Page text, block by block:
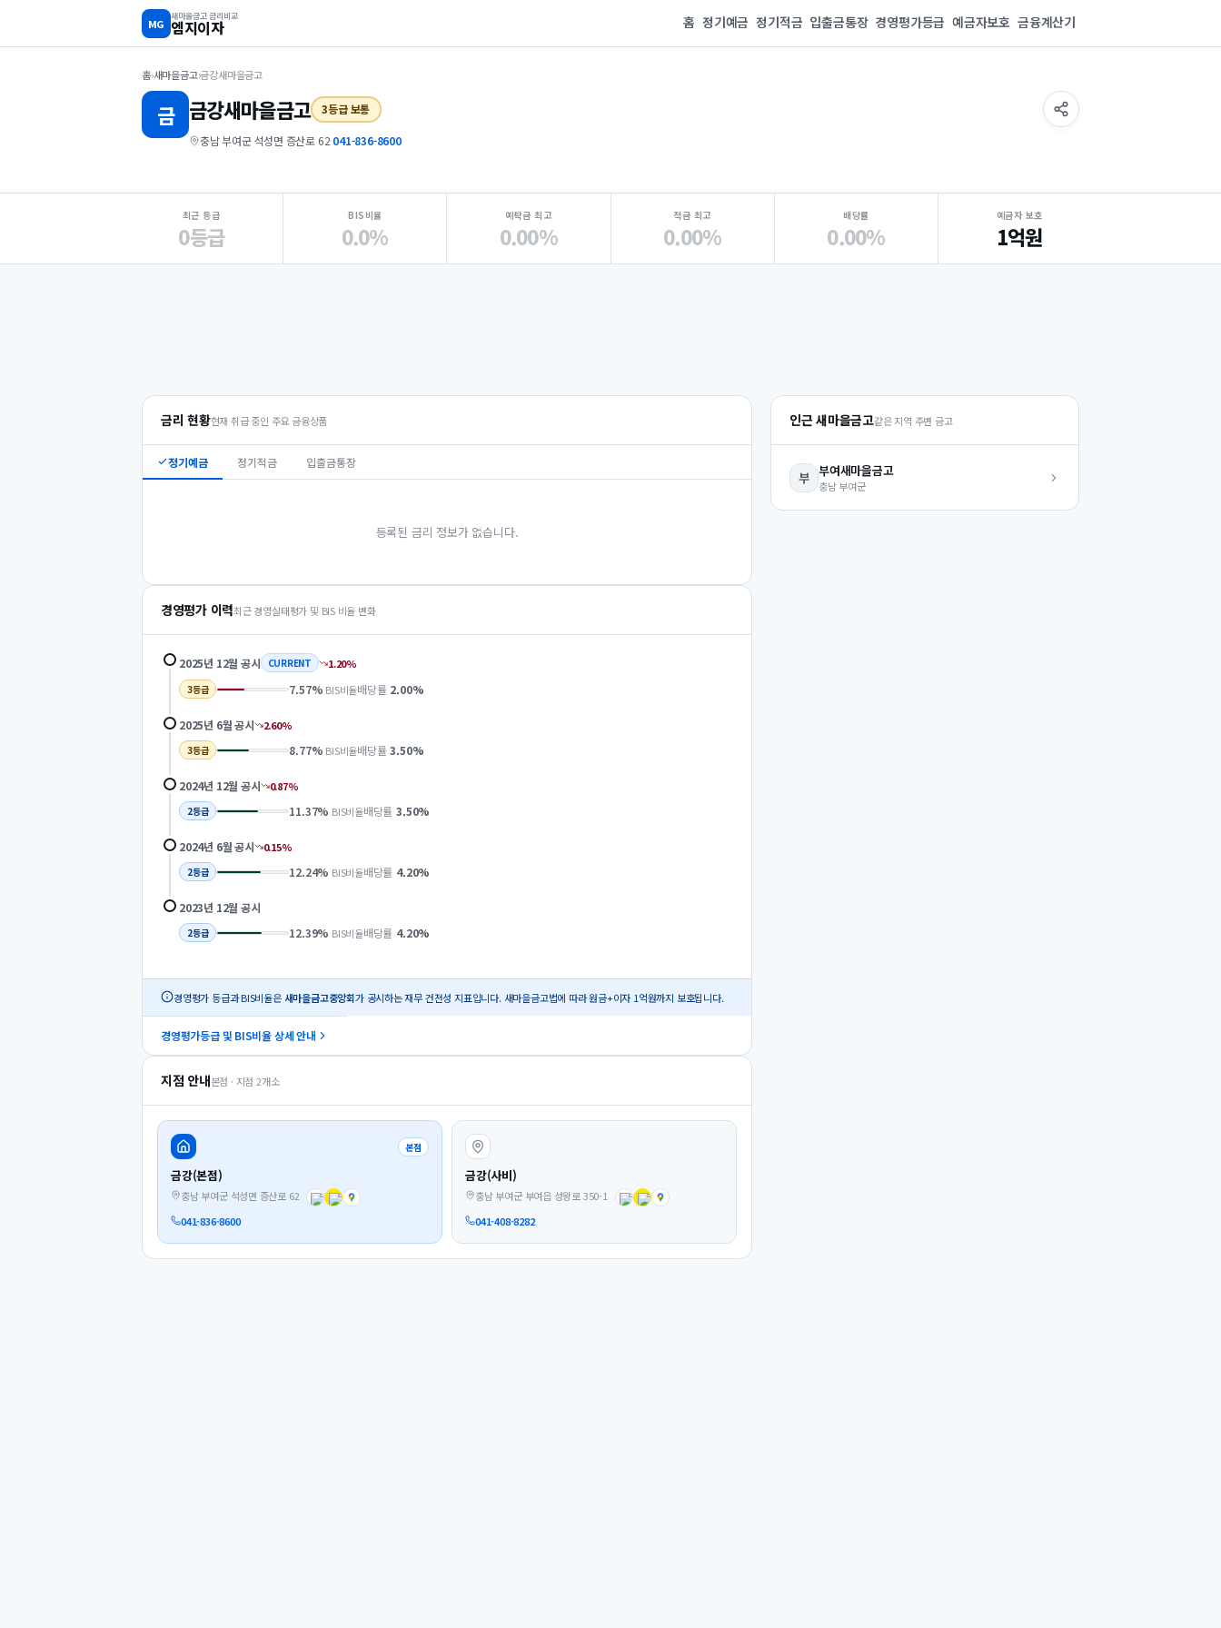
MG
새마을금고 금리비교
엠지이자 홈 정기예금 정기적금 입출금통장 경영평가등급 예금자보호 금융계산기
홈›새마을금고›금강새마을금고
금 금강새마을금고 3등급 보통
충남 부여군 석성면 증산로 62·041-836-8600
최근 등급
0등급
BIS비율
0.0%
예탁금 최고
0.00%
적금 최고
0.00%
배당률
0.00%
예금자 보호
1억원
금리 현황현재 취급 중인 주요 금융상품
정기예금 정기적금 입출금통장
등록된 금리 정보가 없습니다.
경영평가 이력최근 경영실태평가 및 BIS 비율 변화
2025년 12월 공시 CURRENT 1.20%
3등급 7.57% BIS비율배당률 2.00%
2025년 6월공시 2.60%
3등급 8.77% BIS비율배당률 3.50%
2024년 12월 공시 0.87%
2등급 11.37% BIS비율배당률 3.50%
2024년 6월공시 0.15%
2등급 12.24% BIS비율배당률 4.20%
2023년 12월 공시
2등급 12.39% BIS비율배당률 4.20%
경영평가 등급과 BIS비율은 새마을금고중앙회가 공시하는 재무 건전성 지표입니다. 새마을금고법에 따라 원금+이자 1억원까지 보호됩니다.
경영평가등급 및 BIS비율 상세 안내
지점 안내본점 · 지점 2개소
본점
금강(본점)
충남 부여군 석성면 증산로 62
041-836-8600
금강(사비)
충남 부여군 부여읍 성왕로 350-1
041-408-8282
인근 새마을금고같은 지역 주변 금고
부 부여새마을금고
충남 부여군